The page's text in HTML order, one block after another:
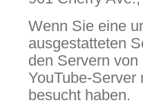
Wenn Sie eine
ausgestatteten
den Servern
YouTube-
besucht haben.